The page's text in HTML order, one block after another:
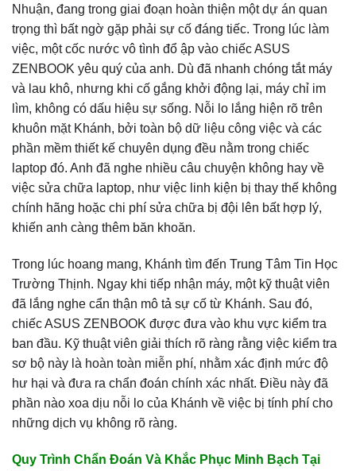
Nhuận, đang trong giai đoạn hoàn thiện một dự án quan
trọng thì bất ngờ gặp phải sự cố đáng tiếc. Trong lúc làm
việc, một cốc nước vô tình đổ ập vào chiếc ASUS
ZENBOOK yêu quý của anh. Dù đã nhanh chóng tắt máy
và lau khô, nhưng khi cố gắng khởi động lại, máy chỉ im
lìm, không có dấu hiệu sự sống. Nỗi lo lắng hiện rõ trên
khuôn mặt Khánh, bởi toàn bộ dữ liệu công việc và các
phần mềm thiết kế chuyên dụng đều nằm trong chiếc
laptop đó. Anh đã nghe nhiều câu chuyện không hay về
việc sửa chữa laptop, như việc linh kiện bị thay thế không
chính hãng hoặc chi phí sửa chữa bị đội lên bất hợp lý,
khiến anh càng thêm băn khoăn.
Trong lúc hoang mang, Khánh tìm đến Trung Tâm Tin Học
Trường Thịnh. Ngay khi tiếp nhận máy, một kỹ thuật viên
đã lắng nghe cẩn thận mô tả sự cố từ Khánh. Sau đó,
chiếc ASUS ZENBOOK được đưa vào khu vực kiểm tra
ban đầu. Kỹ thuật viên giải thích rõ ràng rằng việc kiểm tra
sơ bộ này là hoàn toàn miễn phí, nhằm xác định mức độ
hư hại và đưa ra chẩn đoán chính xác nhất. Điều này đã
phần nào xoa dịu nỗi lo của Khánh về việc bị tính phí cho
những dịch vụ không rõ ràng.
Quy Trình Chẩn Đoán Và Khắc Phục Minh Bạch Tại